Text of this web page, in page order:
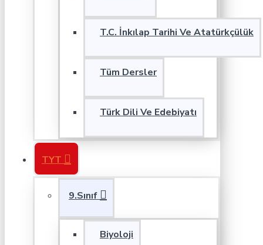
T.C. İnkılap Tarihi Ve Atatürkçülük
Tüm Dersler
Türk Dili Ve Edebiyatı
TYT
9.Sınıf
Biyoloji